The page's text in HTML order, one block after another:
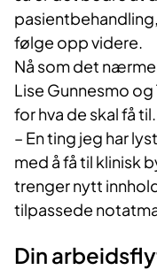
følge opp videre.
Nå som det
Lise Gunnesmo og
for hva de skal få til.
– En ting jeg har
med å få til klinisk
trenger nytt
tilpassede
Din